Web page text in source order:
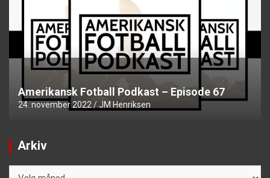
Amerikansk Fotball Podkast – Episode 67
24. november 2022 JM Henriksen
Arkiv